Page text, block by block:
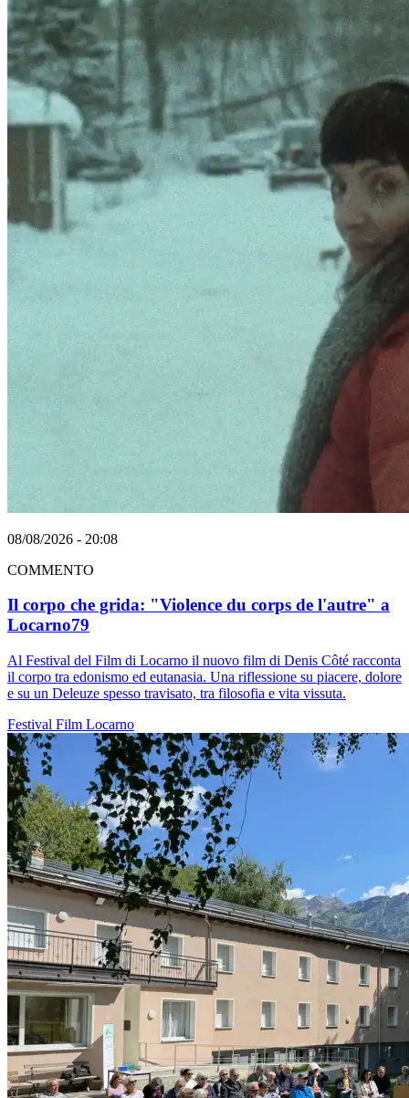
08/08/2026 - 20:08
COMMENTO
Il corpo che grida: "Violence du corps de l'autre" a
Locarno79
Al Festival del Film di Locarno il nuovo film di Denis Côté racconta
il corpo tra edonismo ed eutanasia. Una riflessione su piacere, dolore
e su un Deleuze spesso travisato, tra filosofia e vita vissuta.
Festival Film Locarno